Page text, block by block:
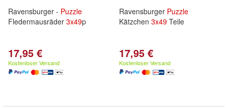
Ravensburger - Puzzle
Fledermausräder 3x49p
17,95 €
Kostenloser Versand
Ravensburger Puzzle
Kätzchen 3x49 Teile
17,95 €
Kostenloser Versand